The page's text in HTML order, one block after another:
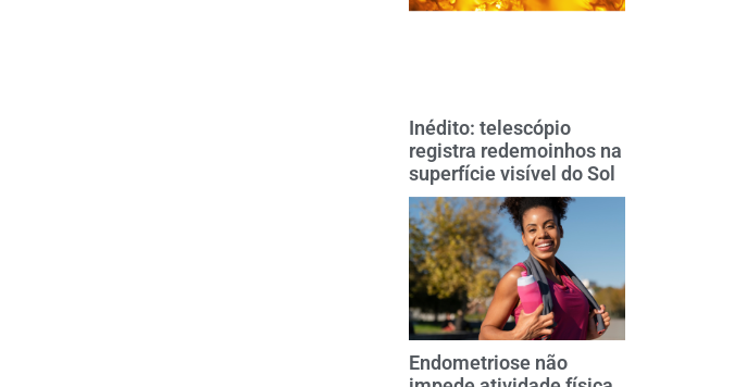
Inédito: telescópio
registra redemoinhos na
superfície visível do Sol
Endometriose não